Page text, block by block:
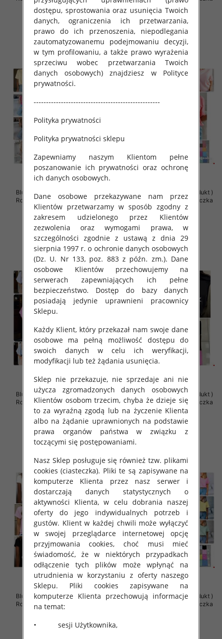
5 szt
36.00 zł
szczegóły
5 szt
36.00 zł
szczegóły
Bluzki damskie (Polska produkt )
Roz Standard , Mix Kolor Paczka
5 szt
36.00 zł
szczegóły
Bluzki damskie (Polska produkt )
Roz Standard , Mix Kolor Paczka
5 szt
36.00 zł
szczegóły
Bluzki damskie (Polska produkt )
Roz Standard , Mix Kolor Paczka
5 szt
35.00 zł
szczegóły
Bluzki damskie (Polska produkt )
Roz Standard , Mix Kolor Paczka
5 szt
34.00 zł
szczegóły
Bluzki damskie (Polska produkt )
Roz Standard , Mix Kolor Paczka
5 szt
34.00 zł
Bluzki damskie (Polska produkt )
Roz Standard , Mix Kolor Paczka
dostępu, sprostowania oraz usunięcia Twoich
danych, ograniczenia ich przetwarzania,
prawo do ich przenoszenia, niepodlegania
zautomatyzowanemu podejmowaniu decyzji,
w tym profilowaniu, a także prawo wyrażenia
sprzeciwu wobec przetwarzania Twoich
danych osobowych) znajdziesz w Polityce
prywatności.
---------------------------------------------------
Polityka prywatności
Polityka prywatności sklepu
Zapewniamy naszym Klientom pełne
poszanowanie ich prywatności oraz ochronę
ich danych osobowych.
Dane osobowe przekazywane nam przez
Klientów przetwarzamy w sposób zgodny z
zakresem udzielonego przez Klientów
zezwolenia oraz wymogami prawa, w
szczególności zgodnie z ustawą z dnia 29
sierpnia 1997 r. o ochronie danych osobowych
(Dz. U. Nr 133, poz. 883 z późn. zm.). Dane
osobowe Klientów przechowujemy na
serwerach zapewniających ich pełne
bezpieczeństwo. Dostęp do bazy danych
posiadają jedynie uprawnieni pracownicy
Sklepu.
Każdy Klient, który przekazał nam swoje dane
osobowe ma pełną możliwość dostępu do
swoich danych w celu ich weryfikacji,
modyfikacji lub też żądania usunięcia.
Sklep nie przekazuje, nie sprzedaje ani nie
użycza zgromadzonych danych osobowych
Klientów osobom trzecim, chyba że dzieje się
to za wyraźną zgodą lub na życzenie Klienta
albo na żądanie uprawnionych na podstawie
prawa organów państwa w związku z
toczącymi się postępowaniami.
Nasz Sklep posługuje się również tzw. plikami
cookies (ciasteczka). Pliki te są zapisywane na
komputerze Klienta przez nasz serwer i
dostarczają danych statystycznych o
aktywności Klienta, w celu dobrania naszej
oferty do jego indywidualnych potrzeb i
gustów. Klient w każdej chwili może wyłączyć
w swojej przeglądarce internetowej opcję
przyjmowania cookies, choć musi mieć
świadomość, że w niektórych przypadkach
odłączenie tych plików może wpłynąć na
utrudnienia w korzystaniu z oferty naszego
Sklepu. Pliki cookies zapisywane na
komputerze Klienta przechowują informacje
na temat:
• sesji Użytkownika,